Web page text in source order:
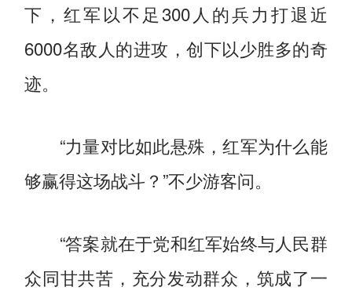
下，红军以不足300人的兵力打退近
6000名敌人的进攻，创下以少胜多的奇
迹。
“力量对比如此悬殊，红军为什么能
够赢得这场战斗？”不少游客问。
“答案就在于党和红军始终与人民群
众同甘共苦，充分发动群众，筑成了一